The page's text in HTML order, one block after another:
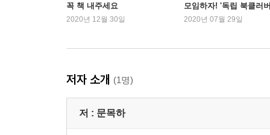
꼭 책 내주세요
2020년 12월 30일
모임하자! '독립 북클러
여름맞이 이벤트
2020년 07월 29일
저자 소개 (1명)
저 : 문목하